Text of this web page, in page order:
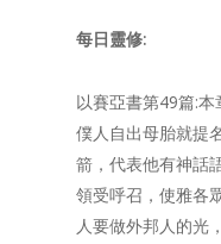
每日靈修:
以賽亞書第49篇:
僕人自出母胎就提
箭，代表他有神話
領受呼召，使雅各
人要做外邦人的光